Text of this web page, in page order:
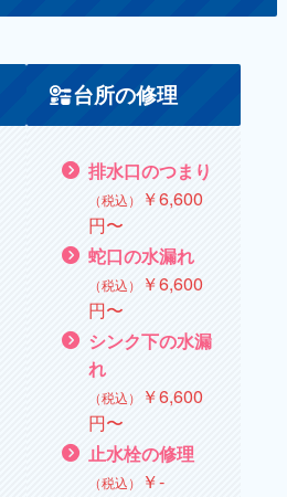
台所の修理
排水口のつまり
（税込） ￥6,600
円〜
蛇口の水漏れ
（税込） ￥6,600
円〜
シンク下の水漏
れ
（税込） ￥6,600
円〜
止水栓の修理
（税込） ￥‐